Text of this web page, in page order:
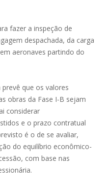
fazer a inspeção de
despachada, da carga
aeronaves partindo do
que os valores
obras da Fase I-B sejam
considerar
e o prazo contratual
é o de se avaliar,
do equilíbrio econômico-
com base nas